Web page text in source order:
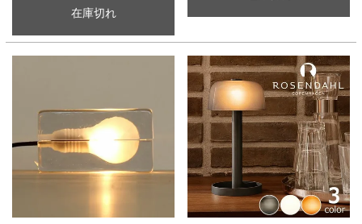
在庫切れ
カートに入れる